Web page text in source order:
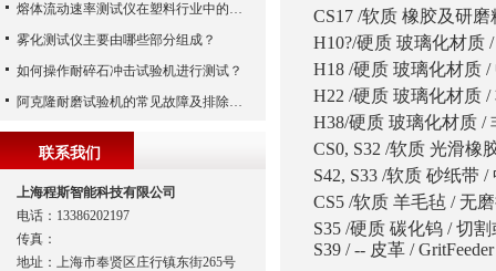
CS17 /软质 橡胶及研
H10?/硬质 玻璃化材质
H18 /硬质 玻璃化材质
H22 /硬质 玻璃化材质
H38/硬质 玻璃化材质 /
CS0, S32 /软质 光滑橡
S42, S33 /软质 砂纸带
CS5 /软质 羊毛毡 / 无
S35 /硬质 碳化钨 / 切
S39 / -- 皮革 /
熔体流动速率测试仪在塑料行业中的应用
雾化测试仪主要由哪些部分组成？
如何操作耐碎石冲击试验机进行测试？
阿克隆耐磨试验机的常见故障及排除方法
联系我们
上海程斯智能科技有限公司
电话：13386202197
传真：
地址：上海市奉贤区庄行镇东街265号